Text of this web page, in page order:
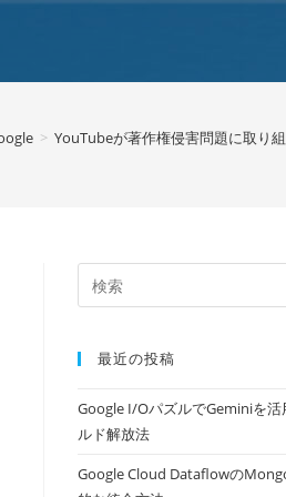
> YouTubeが著作権侵害問題に取り
最近の投稿
Google I/OパズルでGeminiを
ルド解放法
Google Cloud Dataflowの